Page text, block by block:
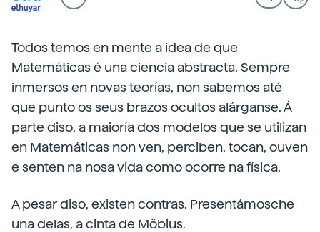
Todos temos en mente a idea de que
Matemáticas é una ciencia abstracta. Sempre
inmersos en novas teorías, non sabemos até
que punto os seus brazos ocultos alárganse. Á
parte diso, a maioría dos modelos que se utilizan
en Matemáticas non ven, perciben, tocan, ouven
e senten na nosa vida como ocorre na física.
A pesar diso, existen contras. Presentámosche
una delas, a cinta de Möbius.